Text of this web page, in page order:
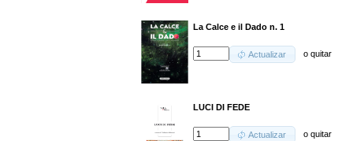
La Calce e il Dado n. 1
Actualizar oquitar
LUCI DI FEDE
Actualizar oquitar